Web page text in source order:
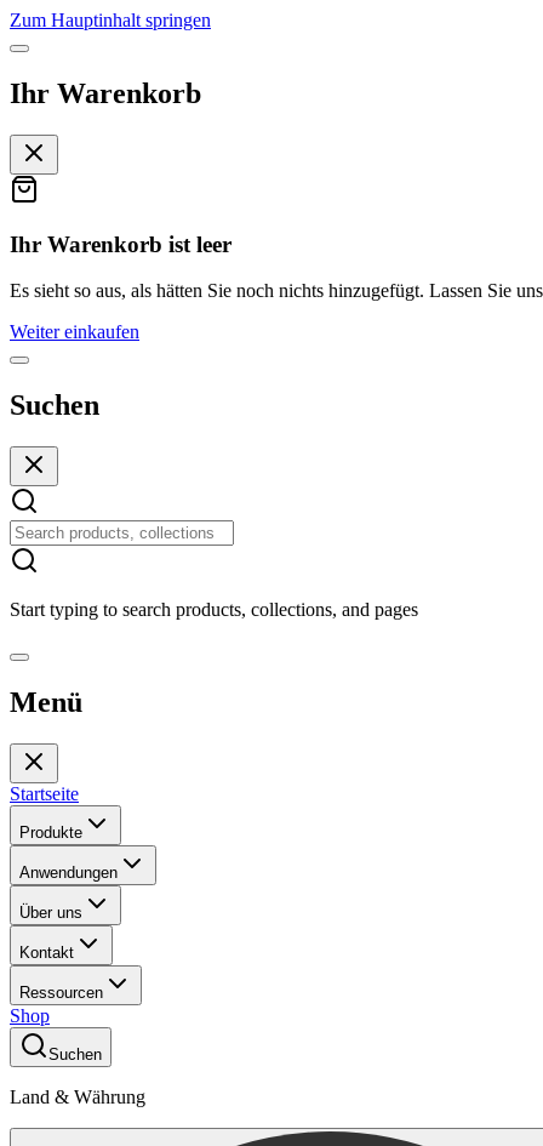
Zum Hauptinhalt springen
Ihr Warenkorb
Ihr Warenkorb ist leer
Es sieht so aus, als hätten Sie noch nichts hinzugefügt. Lassen Sie
Weiter einkaufen
Suchen
Start typing to search products, collections, and pages
Menü
Startseite
Produkte
Anwendungen
Über uns
Kontakt
Ressourcen
Shop
Suchen
Land & Währung